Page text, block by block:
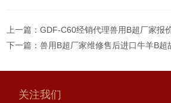
上一篇：GDF-C60经销代理兽用B超厂家报
下一篇：兽用B超厂家维修售后进口牛羊B超
关注我们